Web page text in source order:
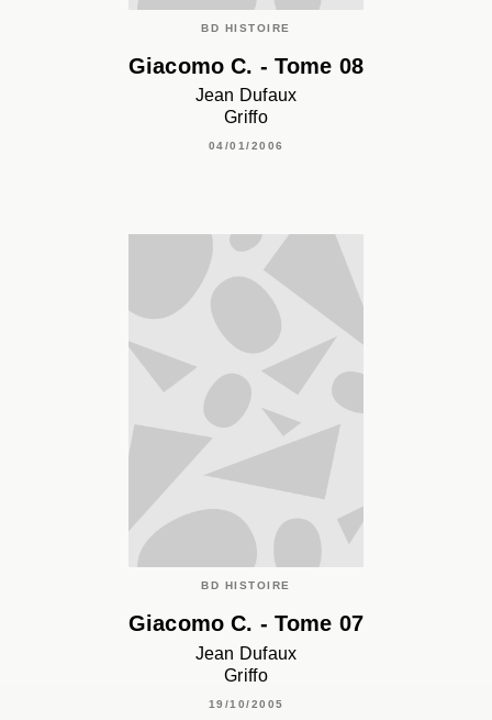
BD HISTOIRE
Giacomo C. - Tome 08
Jean Dufaux
Griffo
04/01/2006
BD HISTOIRE
Giacomo C. - Tome 07
Jean Dufaux
Griffo
19/10/2005